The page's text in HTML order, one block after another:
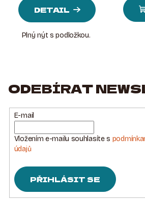
DETAIL
Plný nýt s podložkou.
ODEBÍRAT
E-mail
Vložením e-mailu souhlasíte s
údajů
PŘIHLÁSIT SE